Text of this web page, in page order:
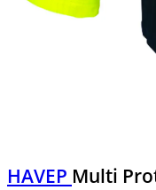
HAVEP Multi